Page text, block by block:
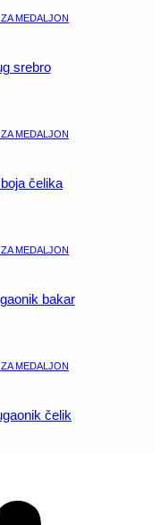
MEDALJON
srebro
MEDALJON
čelika
MEDALJON
bakar
MEDALJON
čelik